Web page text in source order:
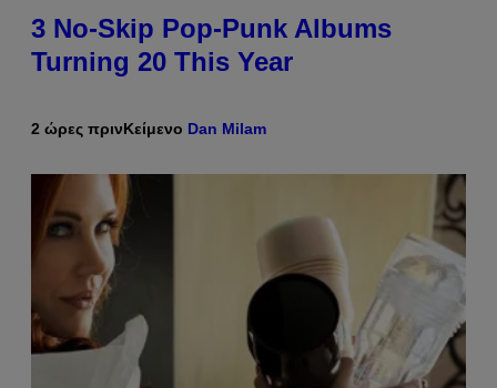
3 No-Skip Pop-Punk Albums
Turning 20 This Year
2 ώρες πρινΚείμενο Dan Milam